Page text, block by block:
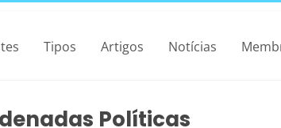
Tipos Artigos Notícias
Políticas